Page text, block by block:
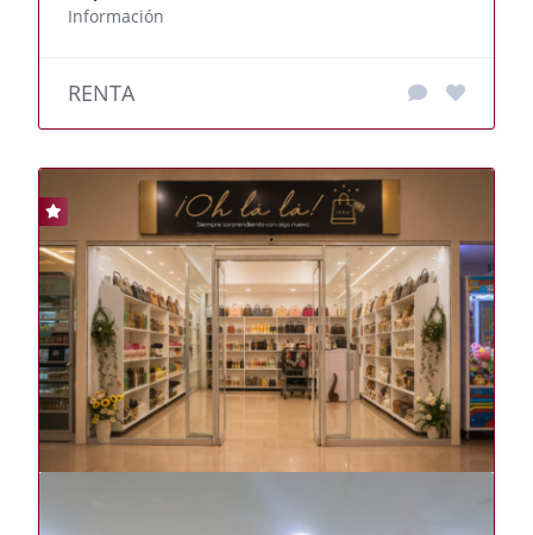
Información
RENTA